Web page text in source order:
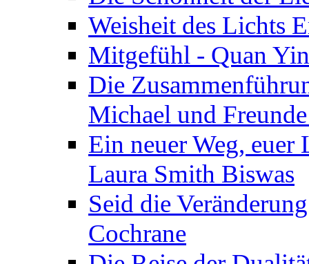
Weisheit des Lichts
Mitgefühl - Quan
Die
Michael und
Ein neuer Weg, euer
Laura Smith Biswas
Seid die
Cochrane